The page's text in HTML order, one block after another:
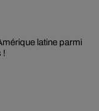
latine parmi
!